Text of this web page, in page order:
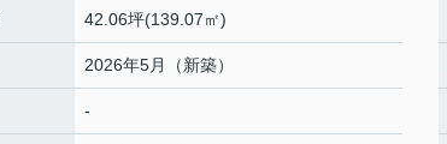
42.06坪(139.07㎡)
2026年5月（新築）
-